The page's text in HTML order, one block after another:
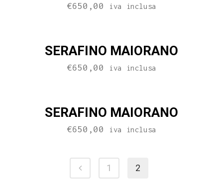
€650,00 iva inclusa
SERAFINO MAIORANO
€650,00 iva inclusa
SERAFINO MAIORANO
€650,00 iva inclusa
1 2